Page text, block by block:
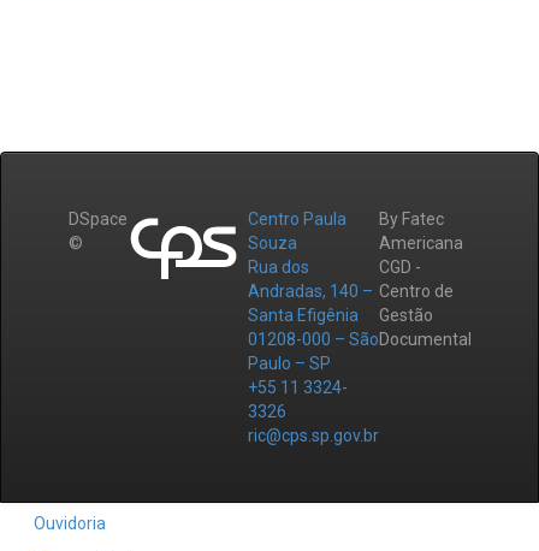
DSpace
©
Centro Paula
Souza
Rua dos
Andradas, 140 –
Santa Efigênia
01208-000 – São
Paulo – SP
+55 11 3324-
3326
ric@cps.sp.gov.br
By Fatec
Americana
CGD -
Centro de
Gestão
Documental
Ouvidoria